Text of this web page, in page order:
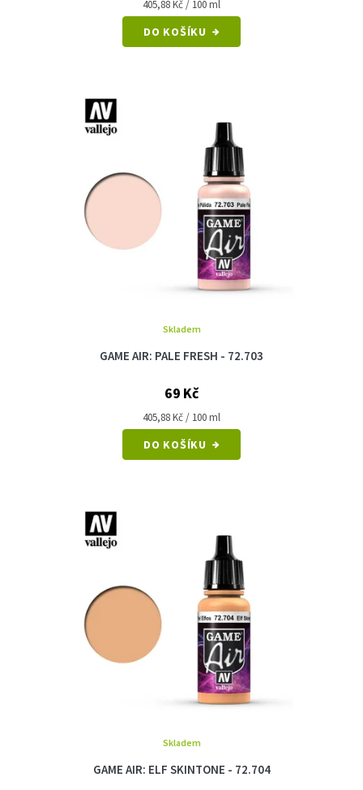
Měrná
cena:
405,88 Kč / 100 ml
DO KOŠÍKU
GAME AIR: PALE FRESH - 72.703
Skladem
69 Kč
Měrná
cena:
405,88 Kč / 100 ml
DO KOŠÍKU
GAME AIR: ELF SKINTONE - 72.704
Skladem